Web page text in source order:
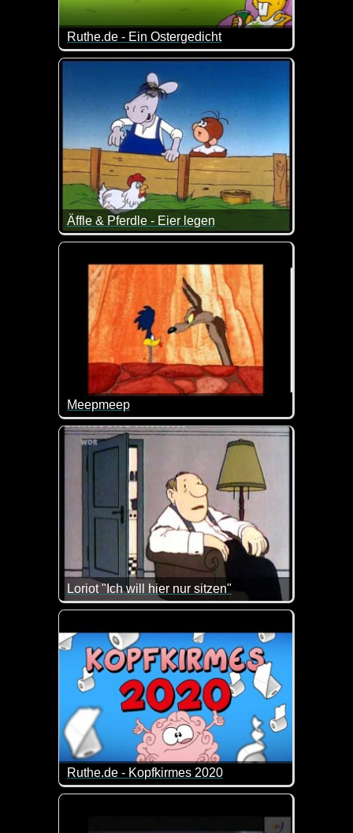
Ruthe.de - Ein Ostergedicht
Egal wie du den Osterhase findest, er hat
Äffle & Pferdle - Eier legen
Das Pferdle ist schon besonders schlau ;-)
Meepmeep
Saublöd, aber man muss spontan drüber lachen :-)
Loriot "Ich will hier nur sitzen"
Zum Ehegattentag passt dieses Video doch wie
Ruthe.de - Kopfkirmes 2020
Wenn das vergangene Jahr ein Lied wäre, dann